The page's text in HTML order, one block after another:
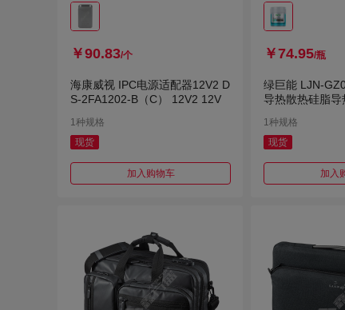
￥90.83/个
海康威视 IPC电源适配器12V2 D
S-2FA1202-B（C） 12V2 12V
1种规格
现货
加入购物车
￥74.95/瓶
绿巨能 LJN-
导热散热硅脂导
1种规格
现货
加入